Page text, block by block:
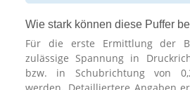
Wie stark können diese Puffer
Für die erste Ermittlung der
zulässige Spannung in
bzw. in Schubrichtung von
werden. Detailliertere Angaben